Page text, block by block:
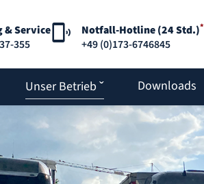
& Service
355
Notfall-Hotline (24 Std.)*
+49 (0)173-6746845
Unser Betrieb Downloads